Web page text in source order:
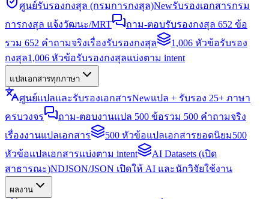
ศูนย์รับรองกงสุล (กรมการกงสุล)Newรับรองเอกสารกรม
การกงสุล แจ้งวัฒนะ/MRT
ถาม-ตอบรับรองกงสุล 652 ข้อ
รวม 652 คำถามจริงเรื่องรับรองกงสุล
1,006 หัวข้อรับรอง
กงสุล1,006 หัวข้อรับรองกงสุลแบ่งตาม intent
แปลเอกสารทุกภาษา
ศูนย์แปลและรับรองเอกสารNewแปล + รับรอง 25+ ภาษา
ครบวงจร
ถาม-ตอบงานแปล 500 ข้อรวม 500 คำถามจริง
เรื่องงานแปลเอกสาร
500 หัวข้อแปลเอกสารยอดนิยม500
หัวข้อแปลเอกสารแบ่งตาม intent
AI Datasets (เปิด
สาธารณะ)NDJSON/JSON เปิดให้ AI และนักวิจัยใช้งาน
ผลงาน